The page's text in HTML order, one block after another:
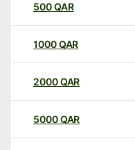
500QAR
1000QAR
2000QAR
5000QAR